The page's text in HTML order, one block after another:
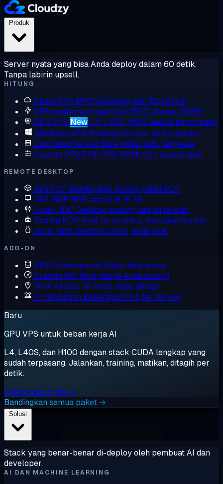
Server nyata yang bisa Anda deploy dalam 60 detik.
Tanpa labirin upsell.
HITUNG
Cloud VPS EPYC bersama, dari $2,48/bln
VPS performa tinggi Core EPYC khusus, DDR5
GPU VPS New L4, L40S, H100 sesuai permintaan
Windows VPS Windows Server, admin penuh
Dedicated Server Bare metal satu penyewa
Custom VPS Pilih CPU, RAM, disk sesuai spek
REMOTE DESKTOP
Beli RDP Bandingkan semua paket RDP
USA RDP RDP admin di IP AS
Forex RDP Desktop trading latensi rendah
Botting RDP Aktif terus untuk menjalankan bot
Linux RDP Desktop Linux, jarak jauh
ADD-ON
VPS Penyimpanan Paket disk besar
Custom ISO Boot image Anda sendiri
IPv4 Khusus IP Anda, tidak dibagi
IP tambahan Beberapa IPv4 per server
Baru
GPU VPS untuk beban kerja AI
L4, L40S, dan H100 dengan stack CUDA lengkap yang
sudah terpasang. Jalankan, training, matikan, ditagih per
detik.
Coba gratis 1 jam →
Bandingkan semua paket →
Stack yang benar-benar di-deploy oleh pembuat AI dan
developer.
AI DAN MACHINE LEARNING